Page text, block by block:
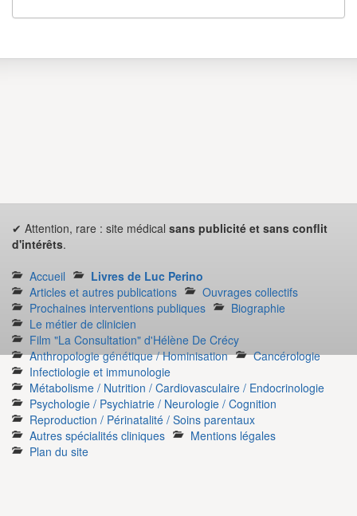
✔ Attention, rare : site médical sans publicité et sans conflit
d'intérêts.
Accueil
Livres de Luc Perino
Articles et autres publications
Ouvrages collectifs
Prochaines interventions publiques
Biographie
Le métier de clinicien
Film "La Consultation" d'Hélène De Crécy
Anthropologie génétique / Hominisation
Cancérologie
Infectiologie et immunologie
Métabolisme / Nutrition / Cardiovasculaire / Endocrinologie
Psychologie / Psychiatrie / Neurologie / Cognition
Reproduction / Périnatalité / Soins parentaux
Autres spécialités cliniques
Mentions légales
Plan du site